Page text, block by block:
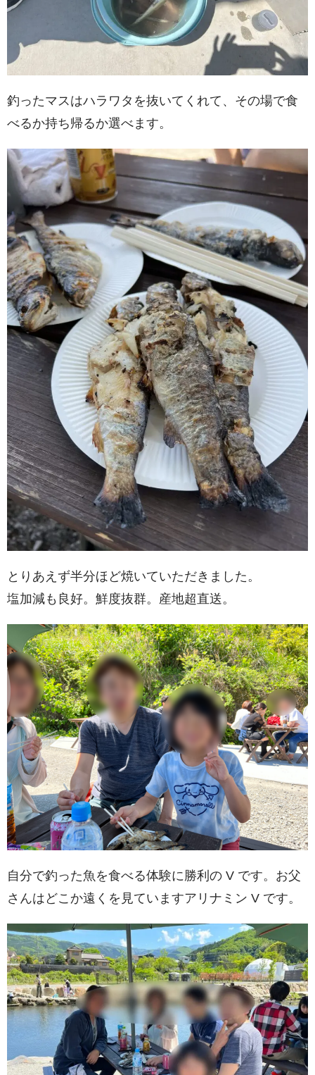
釣ったマスはハラワタを抜いてくれて、その場で食
べるか持ち帰るか選べます。
とりあえず半分ほど焼いていただきました。
塩加減も良好。鮮度抜群。産地超直送。
自分で釣った魚を食べる体験に勝利の V です。お父
さんはどこか遠くを見ていますアリナミン V です。